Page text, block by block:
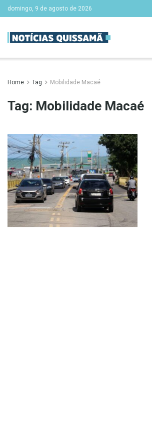
domingo, 9 de agosto de 2026
Home Tag Mobilidade Macaé
Tag: Mobilidade Macaé